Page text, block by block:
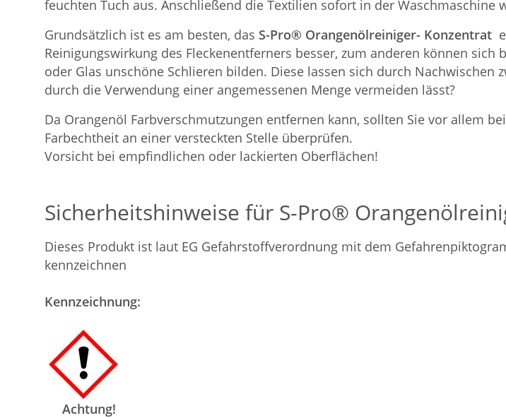
feuchten Tuch aus. Anschließend die Textilien sofort in der Waschmaschine
Grundsätzlich ist es am besten, das S-Pro® Orangenölreiniger- Konzentrat
Reinigungswirkung des Fleckenentferners besser, zum anderen können
oder Glas unschöne Schlieren bilden. Diese lassen sich durch
durch die Verwendung einer angemessenen Menge vermeiden lässt?
Da Orangenöl Farbverschmutzungen entfernen kann, sollten Sie vor allem
Farbechtheit an einer versteckten Stelle überprüfen.
Vorsicht bei empfindlichen oder lackierten Oberflächen!
Sicherheitshinweise für S-Pro®
Dieses Produkt ist laut EG Gefahrstoffverordnung mit dem
kennzeichnen
Kennzeichnung:
Achtung!